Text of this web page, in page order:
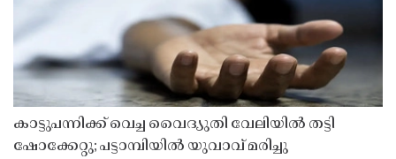
കാട്ടുപന്നിക്ക് വെച്ച വൈദ്യുതി വേലിയിൽ തട്ടി
ഷോക്കേറ്റു; പട്ടാമ്പിയിൽ യുവാവ് മരിച്ചു